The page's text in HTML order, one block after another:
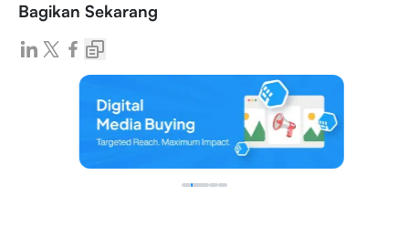
Bagikan Sekarang